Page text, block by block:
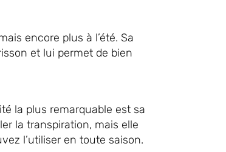
encore plus à l’été. Sa
et lui permet de bien
la plus remarquable est sa
la transpiration, mais elle
l’utiliser en toute saison.